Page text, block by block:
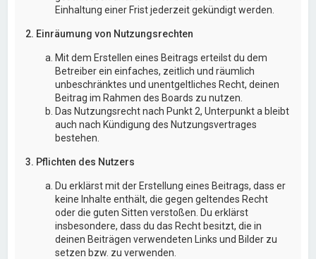
Einhaltung einer Frist jederzeit gekündigt werden.
2. Einräumung von Nutzungsrechten
Mit dem Erstellen eines Beitrags erteilst du dem
Betreiber ein einfaches, zeitlich und räumlich
unbeschränktes und unentgeltliches Recht, deinen
Beitrag im Rahmen des Boards zu nutzen.
Das Nutzungsrecht nach Punkt 2, Unterpunkt a bleibt
auch nach Kündigung des Nutzungsvertrages
bestehen.
3. Pflichten des Nutzers
Du erklärst mit der Erstellung eines Beitrags, dass er
keine Inhalte enthält, die gegen geltendes Recht
oder die guten Sitten verstoßen. Du erklärst
insbesondere, dass du das Recht besitzt, die in
deinen Beiträgen verwendeten Links und Bilder zu
setzen bzw. zu verwenden.